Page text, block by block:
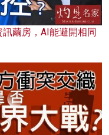
繭房，AI能避開相同